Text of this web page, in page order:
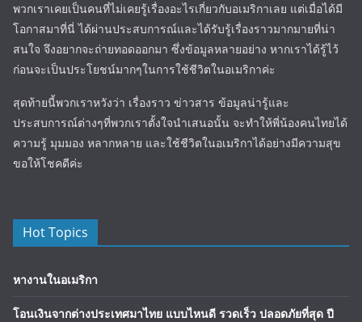
พวกเราเคยเป็นคนที่ไม่เคยรู้เรื่องอะไรเกี่ยวกับอเมริกาเลย แต่เมื่อได้มี
โอกาสมาที่นี่ ได้ผ่านประสบการณ์และได้รับรู้เรื่องราวมากมายที่น่า
สนใจ จึงอยากจะถ่ายทอดออกมา ซึ่งข้อมูลหลายอย่าง หากเราได้รู้ไว้
ก่อนจะเป็นประโยชน์มากๆในการใช้ชีวิตในอเมริกาค่ะ
สุดท้ายนี้พวกเราหวังว่า เรื่องราว ข่าวสาร ข้อมูลน่ารู้และ
ประสบการณ์ต่างๆที่พวกเราตั้งใจนำเสนอนั้น จะทำให้พี่น้องคนไทยได้
ความรู้ มุมมอง หลากหลาย และใช้ชีวิตในอเมริกาได้อย่างมีความสุข
ขอให้โชคดีค่ะ
Hot Topics
หางานในอเมริกา
โอนเงินจากต่างประเทศมาไทย แบบไหนดี รวดเร็ว ปลอดภัยที่สุด ปี